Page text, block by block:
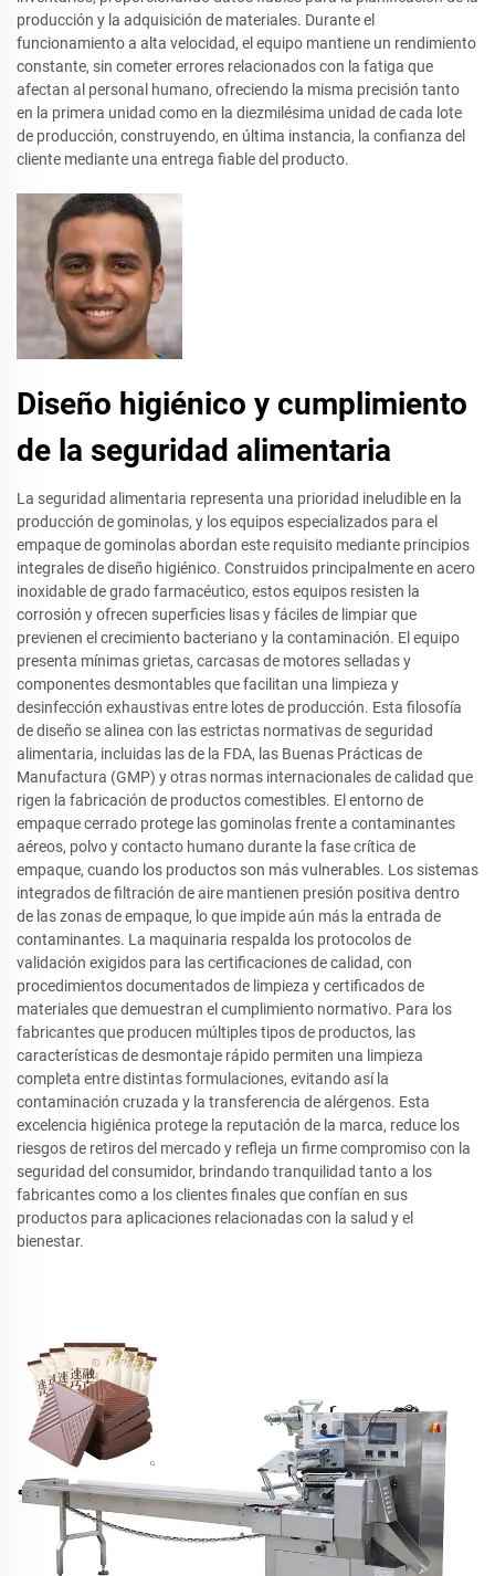
producción y la adquisición de materiales. Durante el
funcionamiento a alta velocidad, el equipo mantiene un rendimiento
constante, sin cometer errores relacionados con la fatiga que
afectan al personal humano, ofreciendo la misma precisión tanto
en la primera unidad como en la diezmilésima unidad de cada lote
de producción, construyendo, en última instancia, la confianza del
cliente mediante una entrega fiable del producto.
Diseño higiénico y cumplimiento
de la seguridad alimentaria
La seguridad alimentaria representa una prioridad ineludible en la
producción de gominolas, y los equipos especializados para el
empaque de gominolas abordan este requisito mediante principios
integrales de diseño higiénico. Construidos principalmente en acero
inoxidable de grado farmacéutico, estos equipos resisten la
corrosión y ofrecen superficies lisas y fáciles de limpiar que
previenen el crecimiento bacteriano y la contaminación. El equipo
presenta mínimas grietas, carcasas de motores selladas y
componentes desmontables que facilitan una limpieza y
desinfección exhaustivas entre lotes de producción. Esta filosofía
de diseño se alinea con las estrictas normativas de seguridad
alimentaria, incluidas las de la FDA, las Buenas Prácticas de
Manufactura (GMP) y otras normas internacionales de calidad que
rigen la fabricación de productos comestibles. El entorno de
empaque cerrado protege las gominolas frente a contaminantes
aéreos, polvo y contacto humano durante la fase crítica de
empaque, cuando los productos son más vulnerables. Los sistemas
integrados de filtración de aire mantienen presión positiva dentro
de las zonas de empaque, lo que impide aún más la entrada de
contaminantes. La maquinaria respalda los protocolos de
validación exigidos para las certificaciones de calidad, con
procedimientos documentados de limpieza y certificados de
materiales que demuestran el cumplimiento normativo. Para los
fabricantes que producen múltiples tipos de productos, las
características de desmontaje rápido permiten una limpieza
completa entre distintas formulaciones, evitando así la
contaminación cruzada y la transferencia de alérgenos. Esta
excelencia higiénica protege la reputación de la marca, reduce los
riesgos de retiros del mercado y refleja un firme compromiso con la
seguridad del consumidor, brindando tranquilidad tanto a los
fabricantes como a los clientes finales que confían en sus
productos para aplicaciones relacionadas con la salud y el
bienestar.